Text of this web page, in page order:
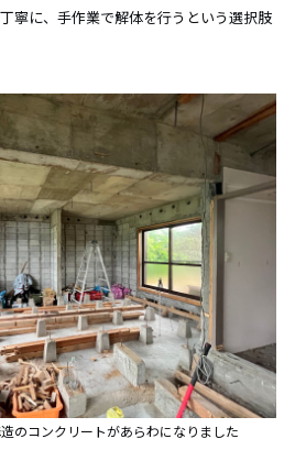
寧に、手作業で解体を行うという選択肢
のコンクリートがあらわになりました